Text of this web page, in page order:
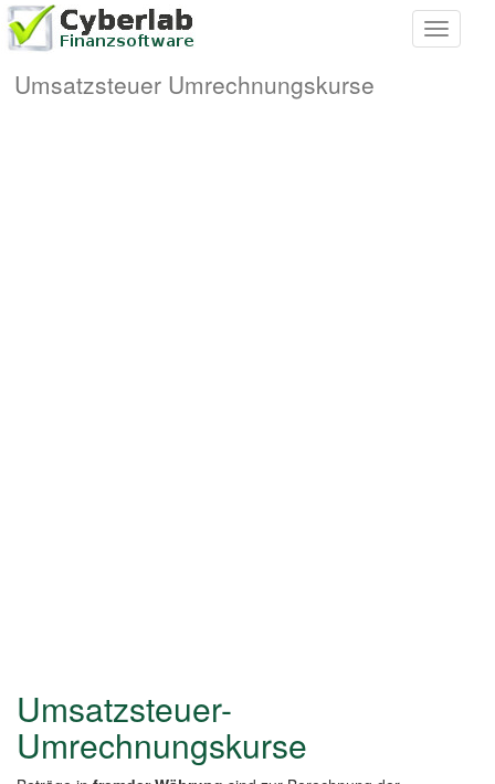
Toggle
Umsatzsteuer Umrechnungskurse
Umsatzsteuer-
Umrechnungskurse